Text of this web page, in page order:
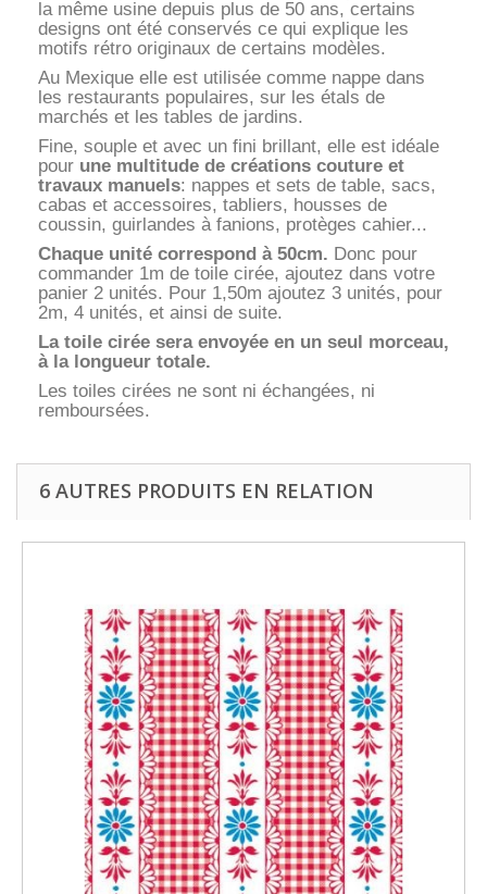
la même usine depuis plus de 50 ans, certains
designs ont été conservés ce qui explique les
motifs rétro originaux de certains modèles.
Au Mexique elle est utilisée comme nappe dans
les restaurants populaires, sur les étals de
marchés et les tables de jardins.
Fine, souple et avec un fini brillant, elle est idéale
pour une multitude de créations couture et
travaux manuels: nappes et sets de table, sacs,
cabas et accessoires, tabliers, housses de
coussin, guirlandes à fanions, protèges cahier...
Chaque unité correspond à 50cm. Donc pour
commander 1m de toile cirée, ajoutez dans votre
panier 2 unités. Pour 1,50m ajoutez 3 unités, pour
2m, 4 unités, et ainsi de suite.
La toile cirée sera envoyée en un seul morceau,
à la longueur totale.
Les toiles cirées ne sont ni échangées, ni
remboursées.
6 AUTRES PRODUITS EN RELATION